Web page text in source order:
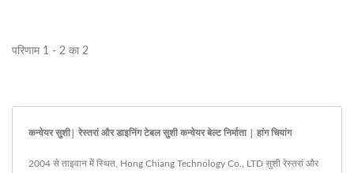
परिणाम 1 - 2 का 2
कन्वेयर सुशी| रेस्तरां और डाइनिंग टेबल सुशी कन्वेयर बेल्ट निर्माता | हांग चियांग
2004 से ताइवान में स्थित, Hong Chiang Technology Co., LTD सुशी रेस्तरां और